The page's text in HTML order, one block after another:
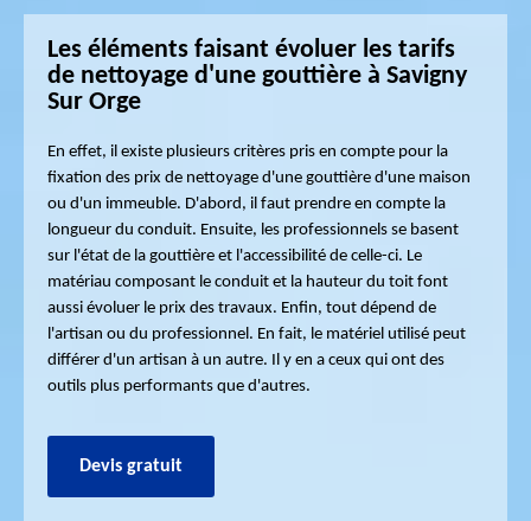
Les éléments faisant évoluer les tarifs
de nettoyage d'une gouttière à Savigny
Sur Orge
En effet, il existe plusieurs critères pris en compte pour la
fixation des prix de nettoyage d'une gouttière d'une maison
ou d'un immeuble. D'abord, il faut prendre en compte la
longueur du conduit. Ensuite, les professionnels se basent
sur l'état de la gouttière et l'accessibilité de celle-ci. Le
matériau composant le conduit et la hauteur du toit font
aussi évoluer le prix des travaux. Enfin, tout dépend de
l'artisan ou du professionnel. En fait, le matériel utilisé peut
différer d'un artisan à un autre. Il y en a ceux qui ont des
outils plus performants que d'autres.
Devis gratuit